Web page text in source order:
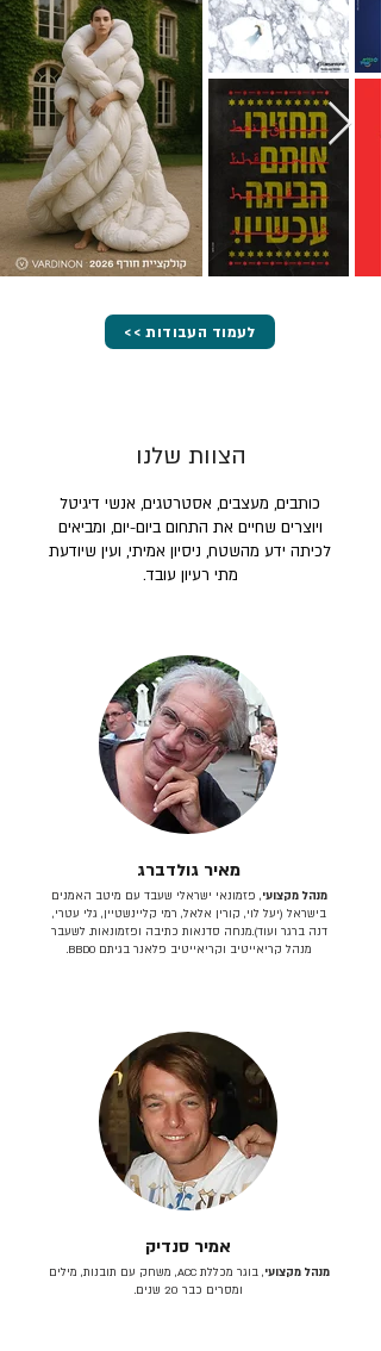
<< לעמוד העבודות
הצוות שלנו
כותבים, מעצבים, אסטרטגים, אנשי דיגיטל
ויוצרים שחיים את התחום ביום-יום, ומביאים
לכיתה ידע מהשטח, ניסיון אמיתי, ועין שיודעת
מתי רעיון עובד.
מאיר גולדברג
מנהל מקצועי, פזמונאי ישראלי שעבד עם מיטב האמנים
בישראל (יעל לוי, קורין אלאל, רמי קליינשטיין, גלי עטרי,
דנה ברגר ועוד).מנחה סדנאות כתיבה ופזמונאות. לשעבר
מנהל קריאייטיב וקריאייטיב פלאנר בגיתם BBDO.
אמיר סנדיק
מנהל מקצועי
, בוגר מכללת ACC, משחק עם תובנות, מילים
ומסרים כבר 20 שנים.